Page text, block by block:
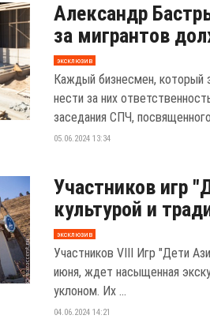
Александр
за мигрантов
эксклюзив
Каждый бизнесмен, который
нести за них
заседания СПЧ,
05.06.2024 13:34
Участников игр
культурой и
эксклюзив
Участников VIII Игр "Дети
июня, ждет насыщенная
уклоном. Их ...
04.06.2024 14:21